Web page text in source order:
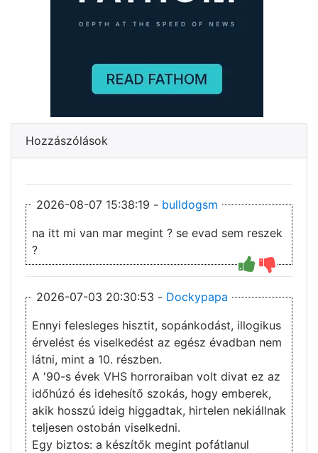
Hozzászólások
2026-08-07 15:38:19 - bulldogsm
na itt mi van mar megint ? se evad sem reszek
?
2026-07-03 20:30:53 - Dockypapa
Ennyi felesleges hisztit, sopánkodást, illogikus
érvelést és viselkedést az egész évadban nem
látni, mint a 10. részben.
A '90-s évek VHS horroraiban volt divat ez az
időhúzó és idehesítő szokás, hogy emberek,
akik hosszú ideig higgadtak, hirtelen nekiállnak
teljesen ostobán viselkedni.
Egy biztos: a készítők megint pofátlanul